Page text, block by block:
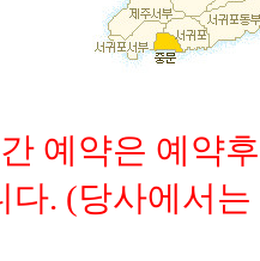
예약은 예약
다. (당사에서